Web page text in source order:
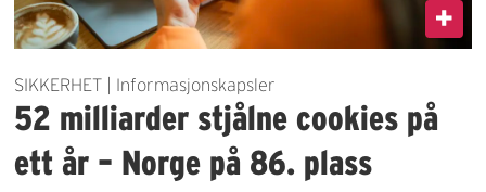
SIKKERHET | Informasjonskapsler
52 milliarder stjålne cookies på
ett år – Norge på 86. plass